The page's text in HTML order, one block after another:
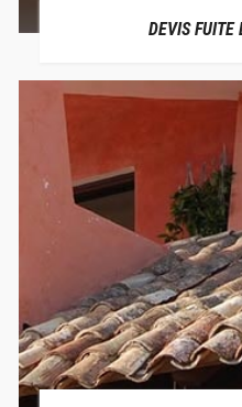
DEVIS FUITE